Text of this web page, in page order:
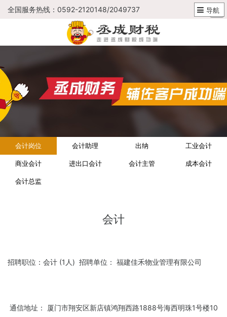
全国服务热线：0592-2120148/2049737
会计岗位 会计助理 出纳 工业会计
商业会计 进出口会计 会计主管 成本会计
会计总监
会计
招聘职位：会计 (1人) 招聘单位： 福建佳禾物业管理有限公司
通信地址： 厦门市翔安区新店镇鸿翔西路1888号海西明珠1号楼10
导航